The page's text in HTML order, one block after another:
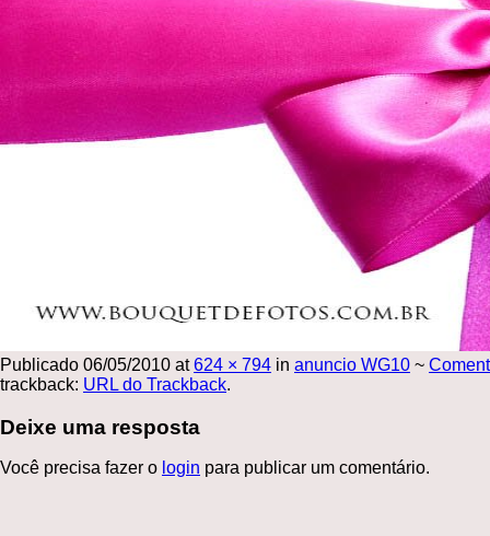
Publicado 06/05/2010 at624 × 794 in anuncio WG10 ~
trackback: URL do Trackback.
Deixe uma resposta
Você precisa fazer o login para publicar um comentário.